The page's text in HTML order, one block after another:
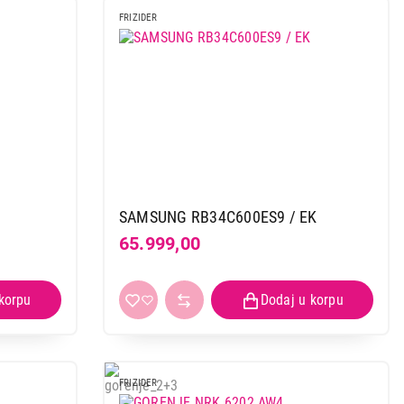
FRIZIDER
SAMSUNG RB34C600ES9 / EK
65.999,00
FRIZIDER